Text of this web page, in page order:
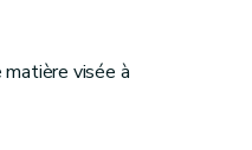
visée à